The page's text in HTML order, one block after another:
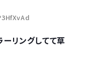
リングしてて草